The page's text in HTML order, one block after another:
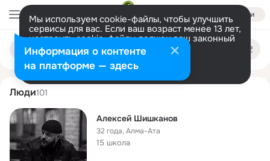
Войти
Мы используем cookie-файлы, чтобы улучшить
сервисы для вас. Если ваш возраст менее 13 лет,
настроить cookie-файлы должен ваш законный
представитель. Больше информации
Разрешить все Настроить
Поиск
людям
aleksey shishkanov
Люди101
Алексей Шишканов
32 года,Алма-Ата
15 школа
Информация о контенте
на платформе — здесь